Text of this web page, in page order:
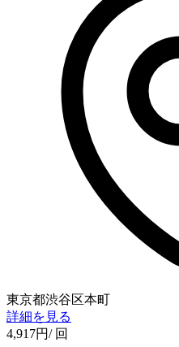
東京都渋谷区本町
詳細を見る
4,917円/ 回